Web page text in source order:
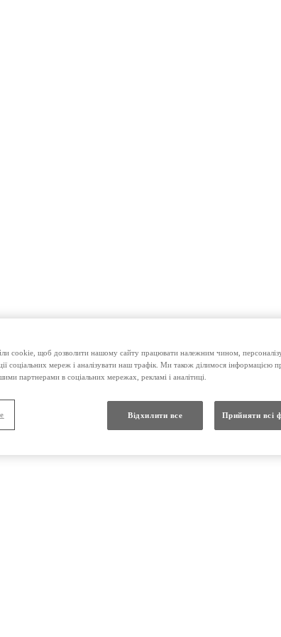
оболонкою, по 600мг №20
cookie, щоб дозволити нашому сайту працювати належним чином,
соціальних мереж і аналізувати наш трафік. Ми також ділимося інформацією
партнерами в соціальних мережах, рекламі і аналітиці.
Відхилити все Прийняти всі